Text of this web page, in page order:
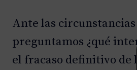
Ante las
preguntamos ¿qué
el fracaso definitivo de